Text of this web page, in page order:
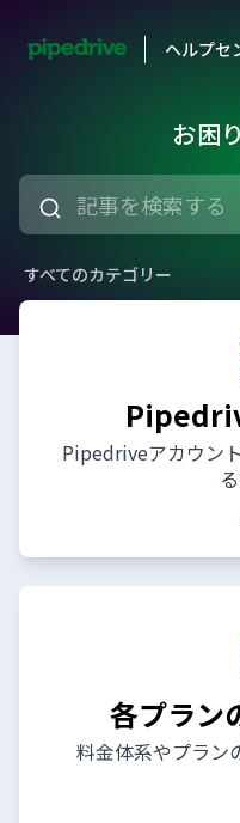
ヘルプセ
お困
すべてのカテゴリー
Pipedriveアカウン
各プラン
料金体系やプラン